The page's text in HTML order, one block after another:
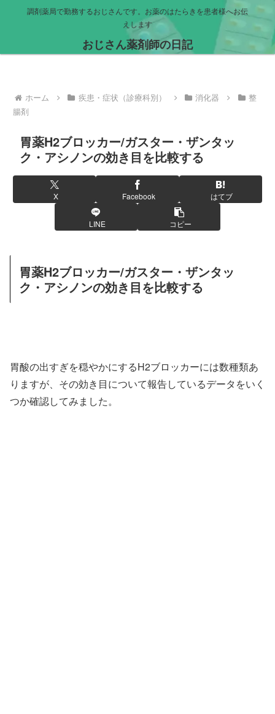
調剤薬局で勤務するおじさんです。お薬のはたらきを患者様へお伝
えします
おじさん薬剤師の日記
ホーム 疾患・症状（診療科別） 消化器
整
腸剤
胃薬H2ブロッカー/ガスター・ザンタッ
ク・アシノンの効き目を比較する
X Facebook はてブ
LINE コピー
胃薬H2ブロッカー/ガスター・ザンタッ
ク・アシノンの効き目を比較する
胃酸の出すぎを穏やかにするH2ブロッカーには数種類あ
りますが、その効き目について報告しているデータをいく
つか確認してみました。